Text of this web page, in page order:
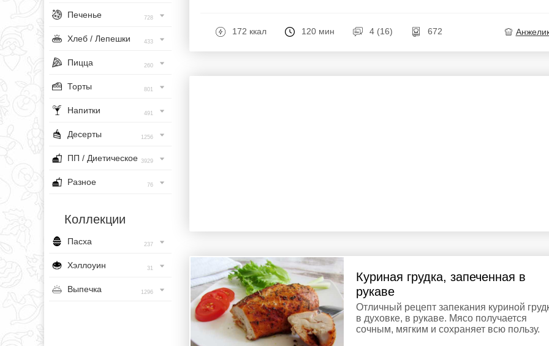
Печенье 728
Хлеб / Лепешки 433
Пицца 260
Торты 801
Напитки 491
Десерты 1256
ПП / Диетическое 3929
Разное 76
Коллекции
Пасха 237
Хэллоуин 31
Выпечка 1296
172 ккал 120 мин 4 (16) 672
Куриная грудка, запеченная в
рукаве
Отличный рецепт запекания куриной
в духовке, в рукаве. Мясо получается
сочным, мягким и сохраняет всю пользу.